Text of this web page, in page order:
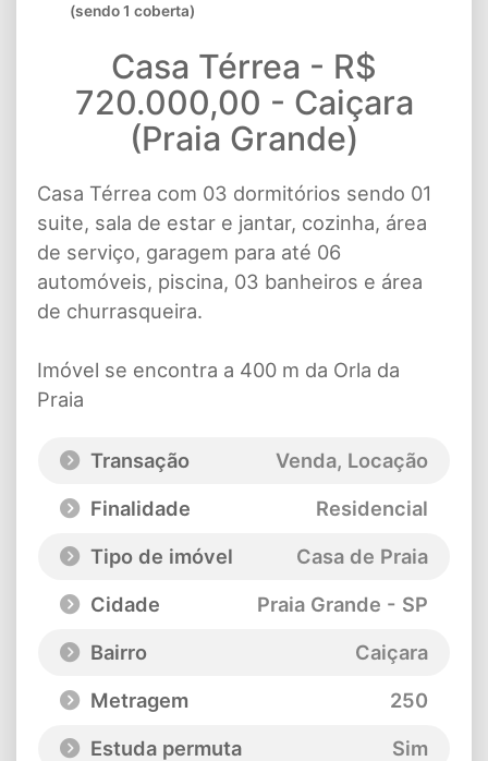
(sendo 1 coberta)
Casa Térrea - R$
720.000,00 - Caiçara
(Praia Grande)
Casa Térrea com 03 dormitórios sendo 01
suite, sala de estar e jantar, cozinha, área
de serviço, garagem para até 06
automóveis, piscina, 03 banheiros e área
de churrasqueira.
Imóvel se encontra a 400 m da Orla da
Praia
Transação
Venda, Locação
Finalidade
Residencial
Tipo de imóvel
Casa de Praia
Cidade
Praia Grande - SP
Bairro
Caiçara
Metragem
250
Estuda permuta
Sim